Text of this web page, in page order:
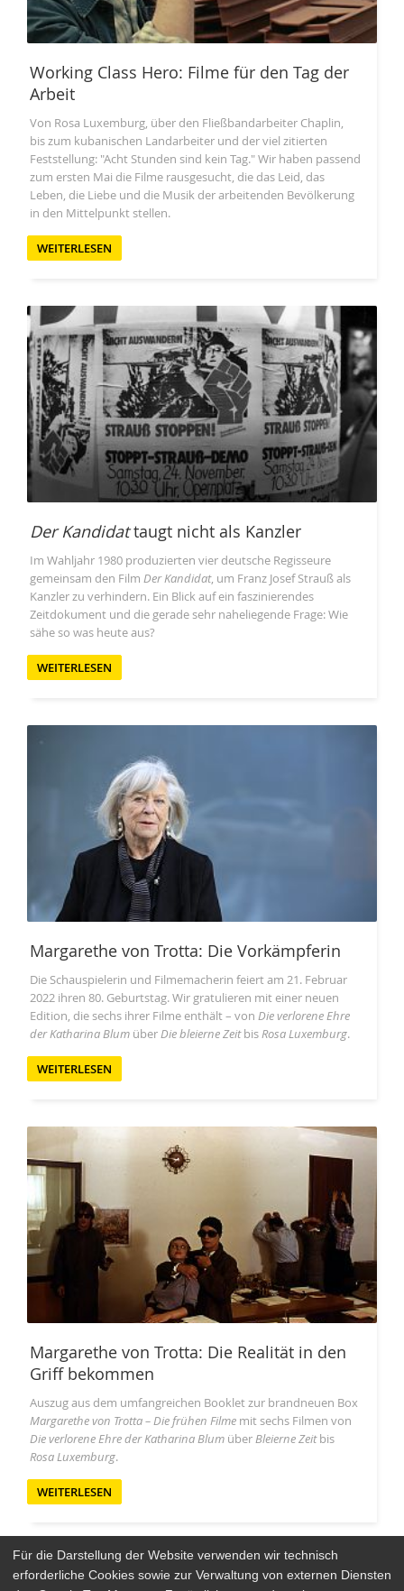
Working Class Hero: Filme für den Tag der
Arbeit
Von Rosa Luxemburg, über den Fließbandarbeiter Chaplin,
bis zum kubanischen Landarbeiter und der viel zitierten
Feststellung: "Acht Stunden sind kein Tag." Wir haben passend
zum ersten Mai die Filme rausgesucht, die das Leid, das
Leben, die Liebe und die Musik der arbeitenden Bevölkerung
in den Mittelpunkt stellen.
WEITERLESEN
Der Kandidattaugt nicht als Kanzler
Im Wahljahr 1980 produzierten vier deutsche Regisseure
gemeinsam den Film Der Kandidat, um Franz Josef Strauß als
Kanzler zu verhindern. Ein Blick auf ein faszinierendes
Zeitdokument und die gerade sehr naheliegende Frage: Wie
sähe so was heute aus?
WEITERLESEN
Margarethe von Trotta: Die Vorkämpferin
Die Schauspielerin und Filmemacherin feiert am 21. Februar
2022 ihren 80. Geburtstag. Wir gratulieren mit einer neuen
Edition, die sechs ihrer Filme enthält – von Die verlorene Ehre
der Katharina Blum überDie bleierne ZeitbisRosa Luxemburg.
WEITERLESEN
Margarethe von Trotta: Die Realität in den
Griff bekommen
Auszug aus dem umfangreichen Booklet zur brandneuen Box
Margarethe von Trotta – Die frühen Filme mit sechs Filmen von
Die verlorene Ehre der Katharina Blum überBleierne Zeitbis
Rosa Luxemburg.
WEITERLESEN
Für die Darstellung der Website verwenden wir technisch
erforderliche Cookies sowie zur Verwaltung von externen Diensten